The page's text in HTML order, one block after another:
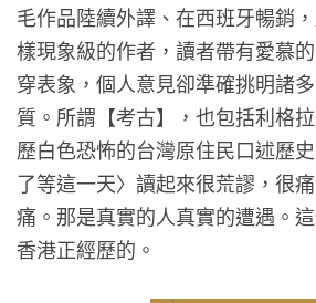
毛作品陸續外譯、在西班牙暢銷
樣現象級的作者，讀者帶有愛慕
穿表象，個人意見卻準確挑明諸
質。所謂【考古】，也包括利格
歷白色恐怖的台灣原住民口述歷
了等這一天〉讀起來很荒謬，很
痛。那是真實的人真實的遭遇。
香港正經歷的。